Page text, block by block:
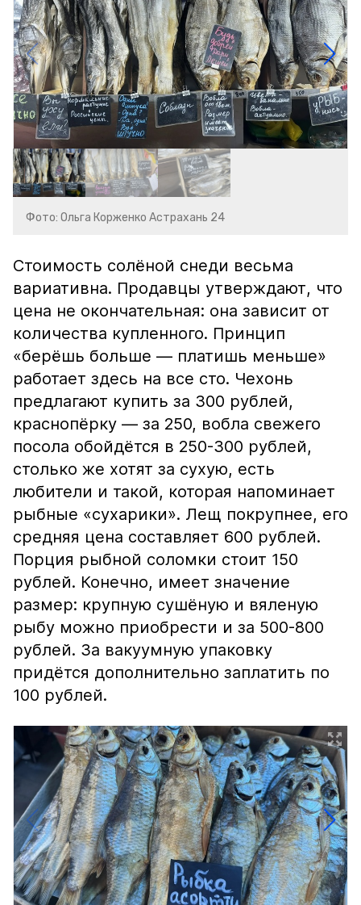
Фото: Ольга Корженко Астрахань 24
Стоимость солёной снеди весьма
вариативна. Продавцы утверждают, что
цена не окончательная: она зависит от
количества купленного. Принцип
«берёшь больше — платишь меньше»
работает здесь на все сто. Чехонь
предлагают купить за 300 рублей,
краснопёрку — за 250, вобла свежего
посола обойдётся в 250-300 рублей,
столько же хотят за сухую, есть
любители и такой, которая напоминает
рыбные «сухарики». Лещ покрупнее, его
средняя цена составляет 600 рублей.
Порция рыбной соломки стоит 150
рублей. Конечно, имеет значение
размер: крупную сушёную и вяленую
рыбу можно приобрести и за 500-800
рублей. За вакуумную упаковку
придётся дополнительно заплатить по
100 рублей.